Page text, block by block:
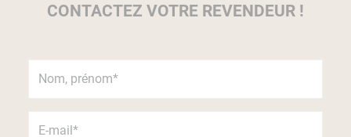
CONTACTEZ VOTRE REVENDEUR !